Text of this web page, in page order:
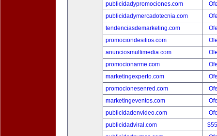
publicidadypromociones.com
publicidadymercadotecnia.com
tendenciasdemarketing.com
promociondesitios.com
anunciosmultimedia.com
promocionarme.com
marketingexperto.com
promocionesenred.com
marketingeventos.com
publicidadenvideo.com
publicidadviral.com